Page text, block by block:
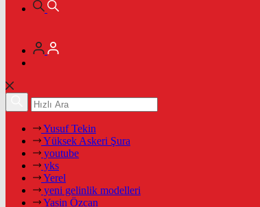
Yusuf Tekin
Yüksek Askeri Şura
youtube
yks
Yerel
yeni gelinlik modelleri
Yasin Özcan